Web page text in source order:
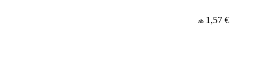
ab 1,57 €